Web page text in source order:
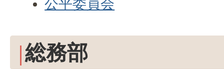
公平委員会
総務部